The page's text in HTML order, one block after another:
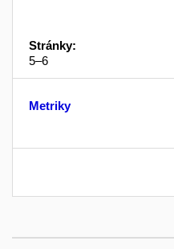
Stránky:
5–6
Metriky